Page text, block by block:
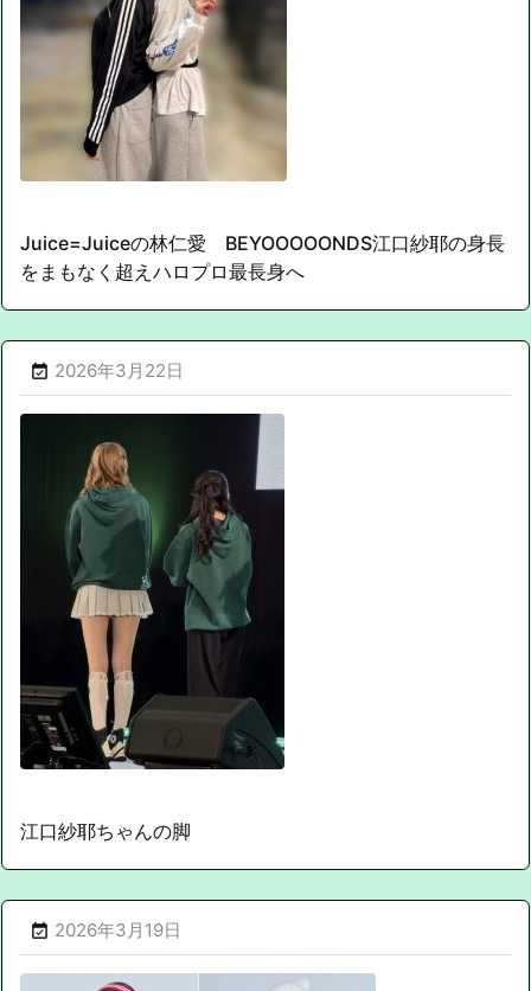
Juice=Juiceの林仁愛 BEYOOOOONDS江口紗耶の身長
をまもなく超えハロプロ最長身へ
 2026年3月22日
江口紗耶ちゃんの脚
 2026年3月19日